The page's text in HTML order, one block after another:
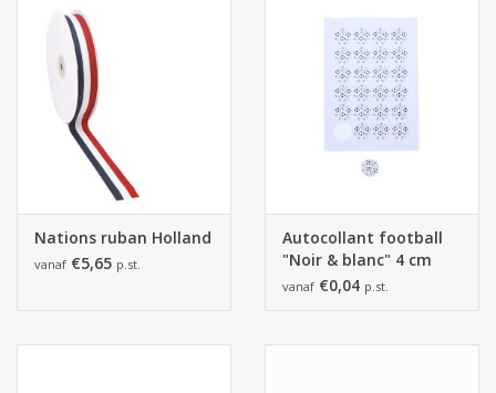
Nations ruban Holland
vanaf €5,65 p.st.
Autocollant football
"Noir & blanc" 4 cm
vanaf €0,04 p.st.